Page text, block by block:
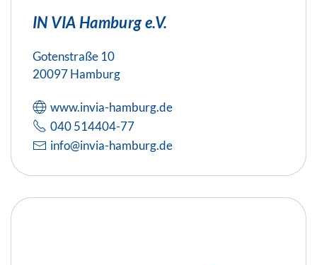
IN VIA Hamburg e.V.
Gotenstraße 10
20097 Hamburg
www.invia-hamburg.de
040 514404-77
info@invia-hamburg.de